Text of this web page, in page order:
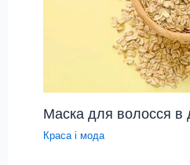
Маска для волосся в
Краса і мода